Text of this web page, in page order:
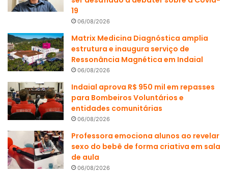
19
06/08/2026
Matrix Medicina Diagnóstica amplia
estrutura e inaugura serviço de
Ressonância Magnética em Indaial
06/08/2026
Indaial aprova R$ 950 mil em repasses
para Bombeiros Voluntários e
entidades comunitárias
06/08/2026
Professora emociona alunos ao revelar
sexo do bebê de forma criativa em sala
de aula
06/08/2026